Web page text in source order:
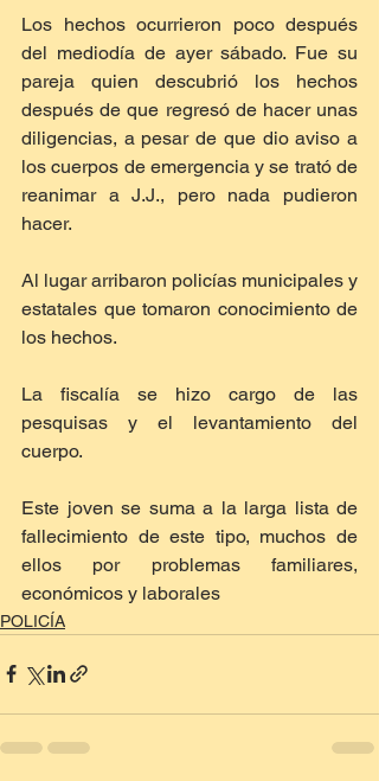
Los hechos ocurrieron poco después
del mediodía de ayer sábado. Fue su
pareja quien descubrió los hechos
después de que regresó de hacer unas
diligencias, a pesar de que dio aviso a
los cuerpos de emergencia y se trató de
reanimar a J.J., pero nada pudieron
hacer.
Al lugar arribaron policías municipales y
estatales que tomaron conocimiento de
los hechos.
La fiscalía se hizo cargo de las
pesquisas y el levantamiento del
cuerpo.
Este joven se suma a la larga lista de
fallecimiento de este tipo, muchos de
ellos por problemas familiares,
económicos y laborales
POLICÍA